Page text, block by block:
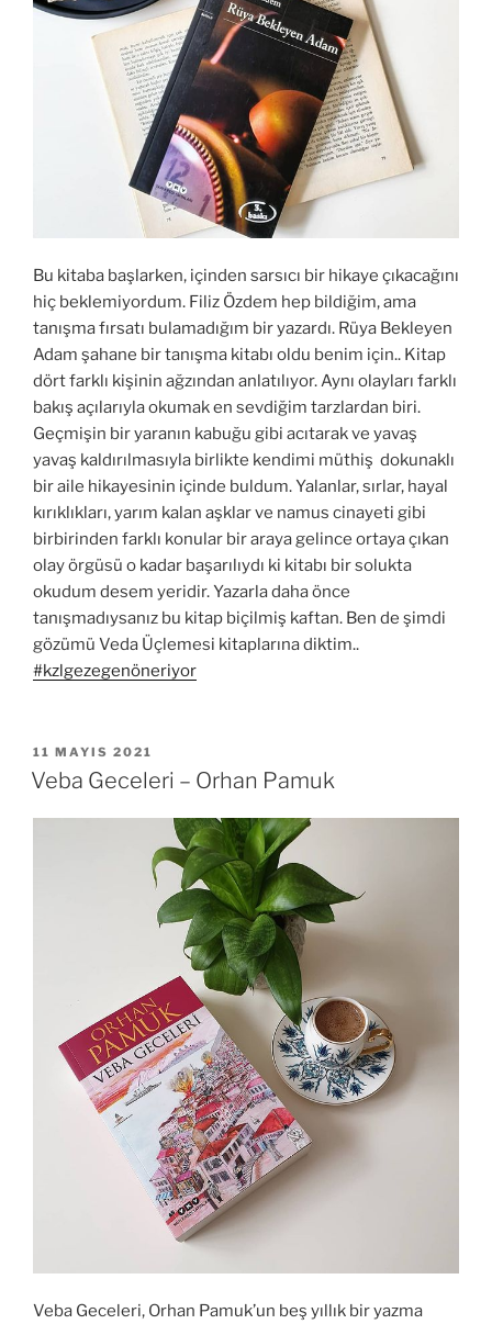
Bu kitaba başlarken, içinden sarsıcı bir hikaye çıkacağını
hiç beklemiyordum. Filiz Özdem hep bildiğim, ama
tanışma fırsatı bulamadığım bir yazardı. Rüya Bekleyen
Adam şahane bir tanışma kitabı oldu benim için.. Kitap
dört farklı kişinin ağzından anlatılıyor. Aynı olayları farklı
bakış açılarıyla okumak en sevdiğim tarzlardan biri.
Geçmişin bir yaranın kabuğu gibi acıtarak ve yavaş
yavaş kaldırılmasıyla birlikte kendimi müthiş dokunaklı
bir aile hikayesinin içinde buldum. Yalanlar, sırlar, hayal
kırıklıkları, yarım kalan aşklar ve namus cinayeti gibi
birbirinden farklı konular bir araya gelince ortaya çıkan
olay örgüsü o kadar başarılıydı ki kitabı bir solukta
okudum desem yeridir. Yazarla daha önce
tanışmadıysanız bu kitap biçilmiş kaftan. Ben de şimdi
gözümü Veda Üçlemesi kitaplarına diktim..
#kzlgezegenöneriyor
YAYIM
TARIHI
11 MAYIS 2021
Veba Geceleri – Orhan Pamuk
Veba Geceleri, Orhan Pamuk’un beş yıllık bir yazma